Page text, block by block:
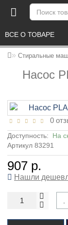
Стиральные
Насос
ВСЕ О ТОВАРЕ
0
Доступность: На
Артикул 83291
907 р.
Нашли